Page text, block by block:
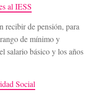
al IESS
recibir de pensión, para
de mínimo y
salario básico y los años
Social